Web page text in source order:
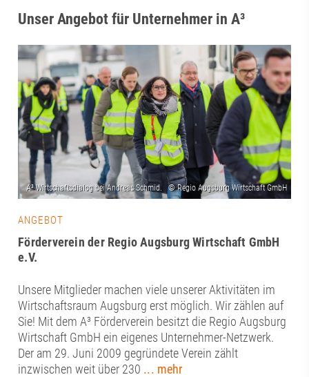
Unser Angebot für Unternehmer in A³
ANGEBOT
Förderverein der Regio Augsburg Wirtschaft GmbH
e.V.
Unsere Mitglieder machen viele unserer Aktivitäten im
Wirtschaftsraum Augsburg erst möglich. Wir zählen auf
Sie! Mit dem A³ Förderverein besitzt die Regio Augsburg
Wirtschaft GmbH ein eigenes Unternehmer-Netzwerk.
Der am 29. Juni 2009 gegründete Verein zählt
inzwischen weit über 230 ... mehr